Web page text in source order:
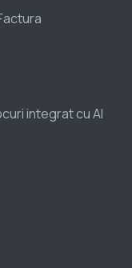
integrat cu AI